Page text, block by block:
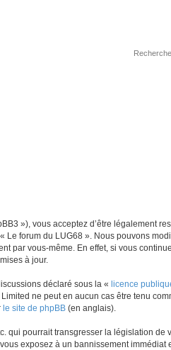
»), vous acceptez d’être légalement
Le forum du LUG68 ». Nous pouvons
par vous-même. En effet, si vous
à jour.
déclaré sous la « licence
ne peut en aucun cas être tenu
le site de phpBB (en anglais).
qui pourrait transgresser la législation de
exposez à un bannissement immédiat